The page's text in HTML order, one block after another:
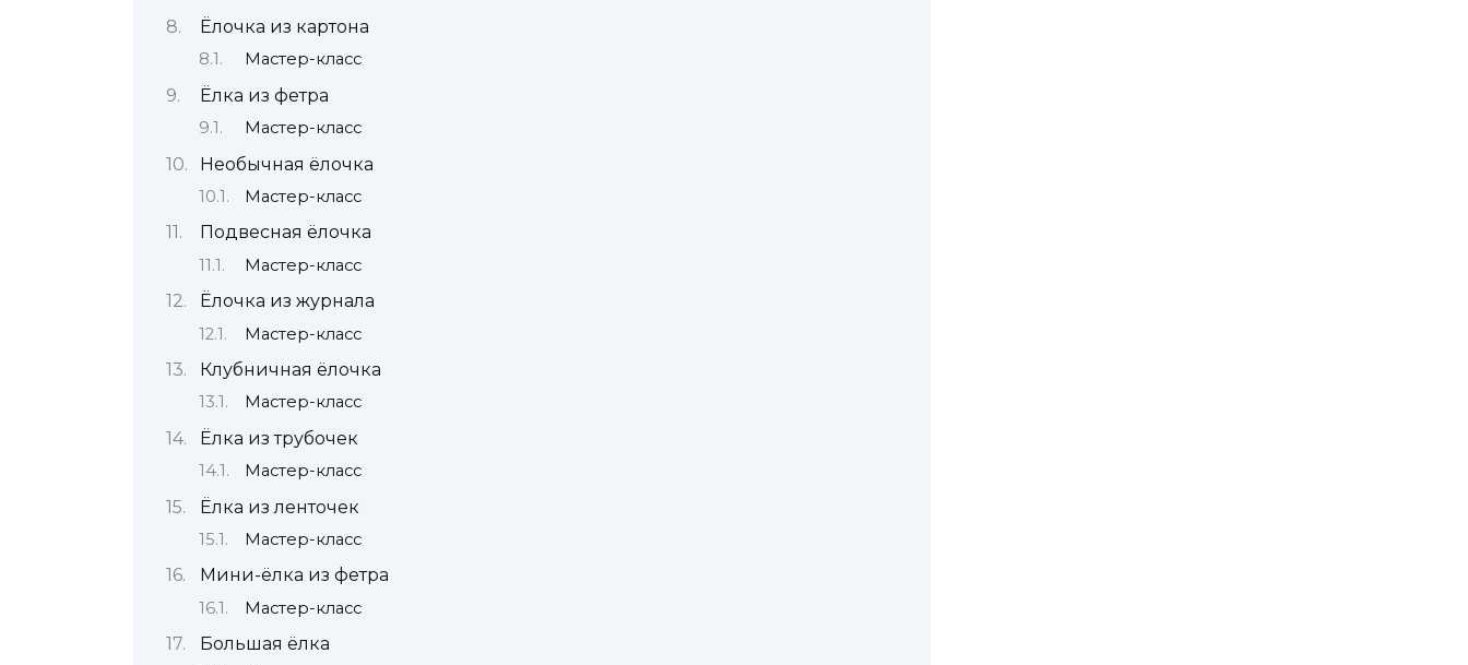
Ёлочка из картона
Мастер-класс
Ёлка из фетра
Мастер-класс
Необычная ёлочка
Мастер-класс
Подвесная ёлочка
Мастер-класс
Ёлочка из журнала
Мастер-класс
Клубничная ёлочка
Мастер-класс
Ёлка из трубочек
Мастер-класс
Ёлка из ленточек
Мастер-класс
Мини-ёлка из фетра
Мастер-класс
Большая ёлка